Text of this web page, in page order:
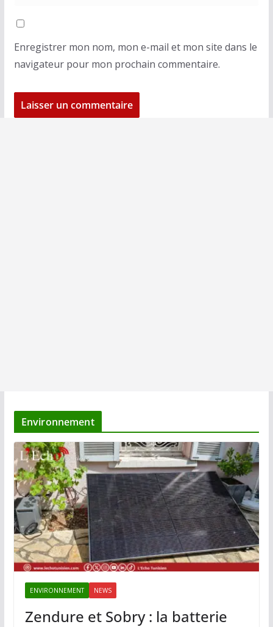
Enregistrer mon nom, mon e-mail et mon site dans le
navigateur pour mon prochain commentaire.
Environnement
ENVIRONNEMENT NEWS
Zendure et Sobry : la batterie